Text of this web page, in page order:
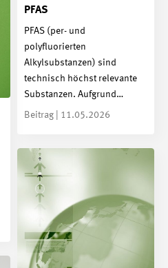
PFAS
PFAS (per- und
polyfluorierten
Alkylsubstanzen) sind
technisch höchst relevante
Substanzen. Aufgrund…
Beitrag | 11.05.2026